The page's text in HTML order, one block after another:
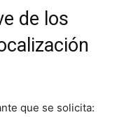
de los
que se solicita: